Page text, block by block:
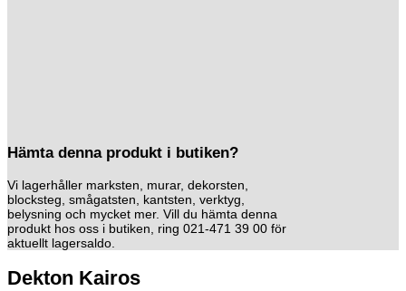
Hämta denna produkt i butiken?
Vi lagerhåller marksten, murar, dekorsten,
blocksteg, smågatsten, kantsten, verktyg,
belysning och mycket mer. Vill du hämta denna
produkt hos oss i butiken, ring 021-471 39 00 för
aktuellt lagersaldo.
Dekton Kairos